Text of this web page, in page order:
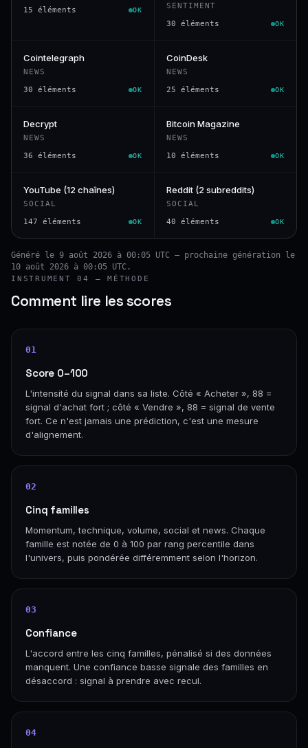
15 éléments OK
SENTIMENT
30 éléments OK
Cointelegraph
NEWS
30 éléments OK
CoinDesk
NEWS
25 éléments OK
Decrypt
NEWS
36 éléments OK
Bitcoin Magazine
NEWS
10 éléments OK
YouTube (12 chaînes)
SOCIAL
147 éléments OK
Reddit (2 subreddits)
SOCIAL
40 éléments OK
Généré le 9 août 2026 à 00:05 UTC — prochaine génération le
10 août 2026 à 00:05 UTC.
INSTRUMENT 04 — MÉTHODE
Comment lire les scores
01
Score 0–100
L'intensité du signal dans sa liste. Côté « Acheter », 88 =
signal d'achat fort ; côté « Vendre », 88 = signal de vente
fort. Ce n'est jamais une prédiction, c'est une mesure
d'alignement.
02
Cinq familles
Momentum, technique, volume, social et news. Chaque
famille est notée de 0 à 100 par rang percentile dans
l'univers, puis pondérée différemment selon l'horizon.
03
Confiance
L'accord entre les cinq familles, pénalisé si des données
manquent. Une confiance basse signale des familles en
désaccord : signal à prendre avec recul.
04